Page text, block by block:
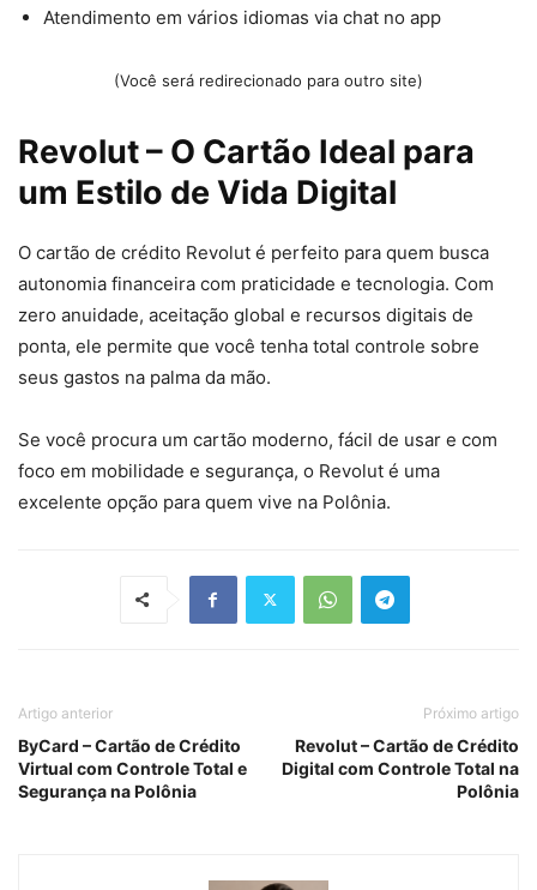
Atendimento em vários idiomas via chat no app
(Você será redirecionado para outro site)
Revolut – O Cartão Ideal para
um Estilo de Vida Digital
O cartão de crédito Revolut é perfeito para quem busca
autonomia financeira com praticidade e tecnologia. Com
zero anuidade, aceitação global e recursos digitais de
ponta, ele permite que você tenha total controle sobre
seus gastos na palma da mão.
Se você procura um cartão moderno, fácil de usar e com
foco em mobilidade e segurança, o Revolut é uma
excelente opção para quem vive na Polônia.
Artigo anterior
ByCard – Cartão de Crédito
Virtual com Controle Total e
Segurança na Polônia
Próximo artigo
Revolut – Cartão de Crédito
Digital com Controle Total na
Polônia